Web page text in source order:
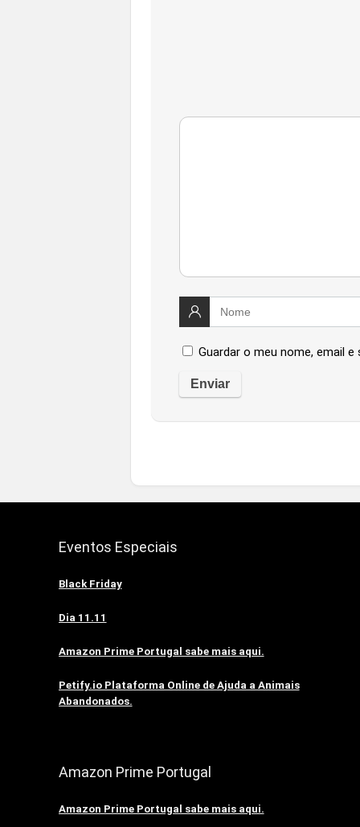
Guardar o meu nome, email
Eventos Especiais
Black Friday
Dia 11.11
Amazon Prime Portugal sabe mais aqui.
Petify.io Plataforma Online de Ajuda a Animais
Abandonados.
Amazon Prime Portugal
Amazon Prime Portugal sabe mais aqui.